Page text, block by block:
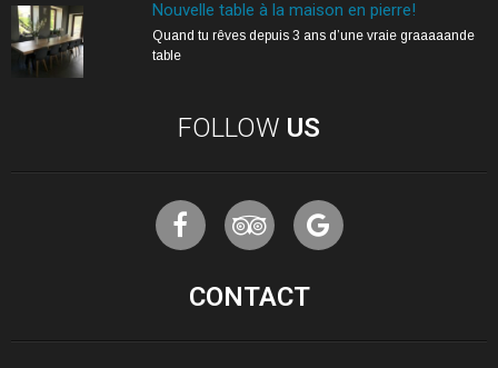
Nouvelle table à la maison en pierre!
Quand tu rêves depuis 3 ans d’une vraie graaaaande
table
FOLLOW US
CONTACT